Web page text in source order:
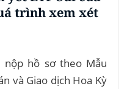
trình xem xét
nộp hồ sơ theo Mẫu
và Giao dịch Hoa Kỳ